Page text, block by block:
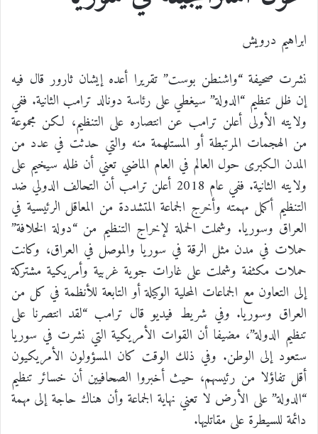
ابراهيم درويش
نشرت صحيفة “واشنطن بوست” تقريرا أعده إيشان ثارور قال فيه
إن ظل تنظيم “الدولة” سيغطي على رئاسة دونالد ترامب الثانية. ففي
ولايته الأولى أعلن ترامب عن انتصاره على التنظيم، لكن مجموعة
من الهجمات المرتبطة أو المستلهمة منه والتي حدثت في عدد من
المدن الكبرى حول العالم في العام الماضي تعني أن ظله سيخيم على
ولايته الثانية. ففي عام 2018 أعلن ترامب أن التحالف الدولي ضد
التنظيم أكمل مهمته وأخرج الجماعة المتشددة من المعاقل الرئيسية في
العراق وسوريا. وشملت الحملة لإخراج التنظيم من “دولة الخلافة”
حملات في مدن مثل الرقة في سوريا والموصل في العراق، وكانت
حملات مكثفة وشملت على غارات جوية غربية وأمريكية مشتركة
إلى التعاون مع الجماعات المحلية الوكيلة أو التابعة للأنظمة في كل من
العراق وسوريا. وفي شريط فيديو قال ترامب “لقد انتصرنا على
تنظيم الدولة”، مضيفا أن القوات الأمريكية التي نشرت في سوريا
ستعود إلى الوطن. وفي ذلك الوقت كان المسؤولون الأمريكيون
أقل تفاؤلا من رئيسهم، حيث أخبروا الصحافيين أن خسائر تنظيم
“الدولة” على الأرض لا تعني نهاية الجماعة وأن هناك حاجة إلى مهمة
دائمة للسيطرة على مقاتليها.